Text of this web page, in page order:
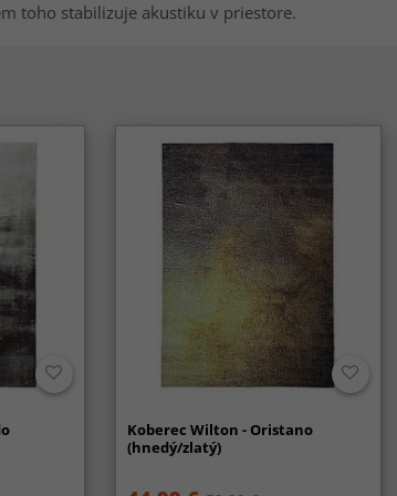
toho stabilizuje akustiku v priestore.
Koberec Wilton - Oristano
(hnedý/zlatý)